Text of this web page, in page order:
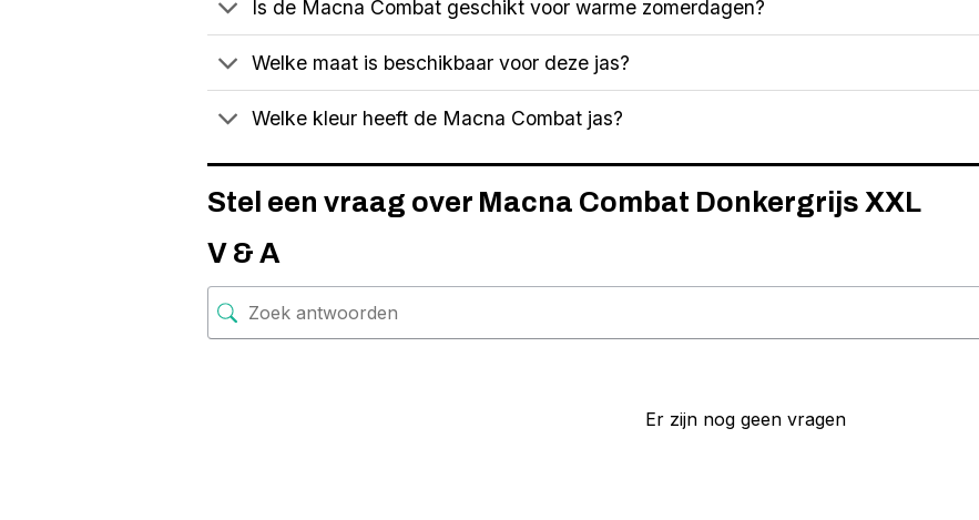
Is de Macna Combat geschikt voor warme zomerdagen?
Welke maat is beschikbaar voor deze jas?
Welke kleur heeft de Macna Combat jas?
Stel een vraag over Macna Combat Donkergrijs XXL
V & A
Er zijn nog geen vragen